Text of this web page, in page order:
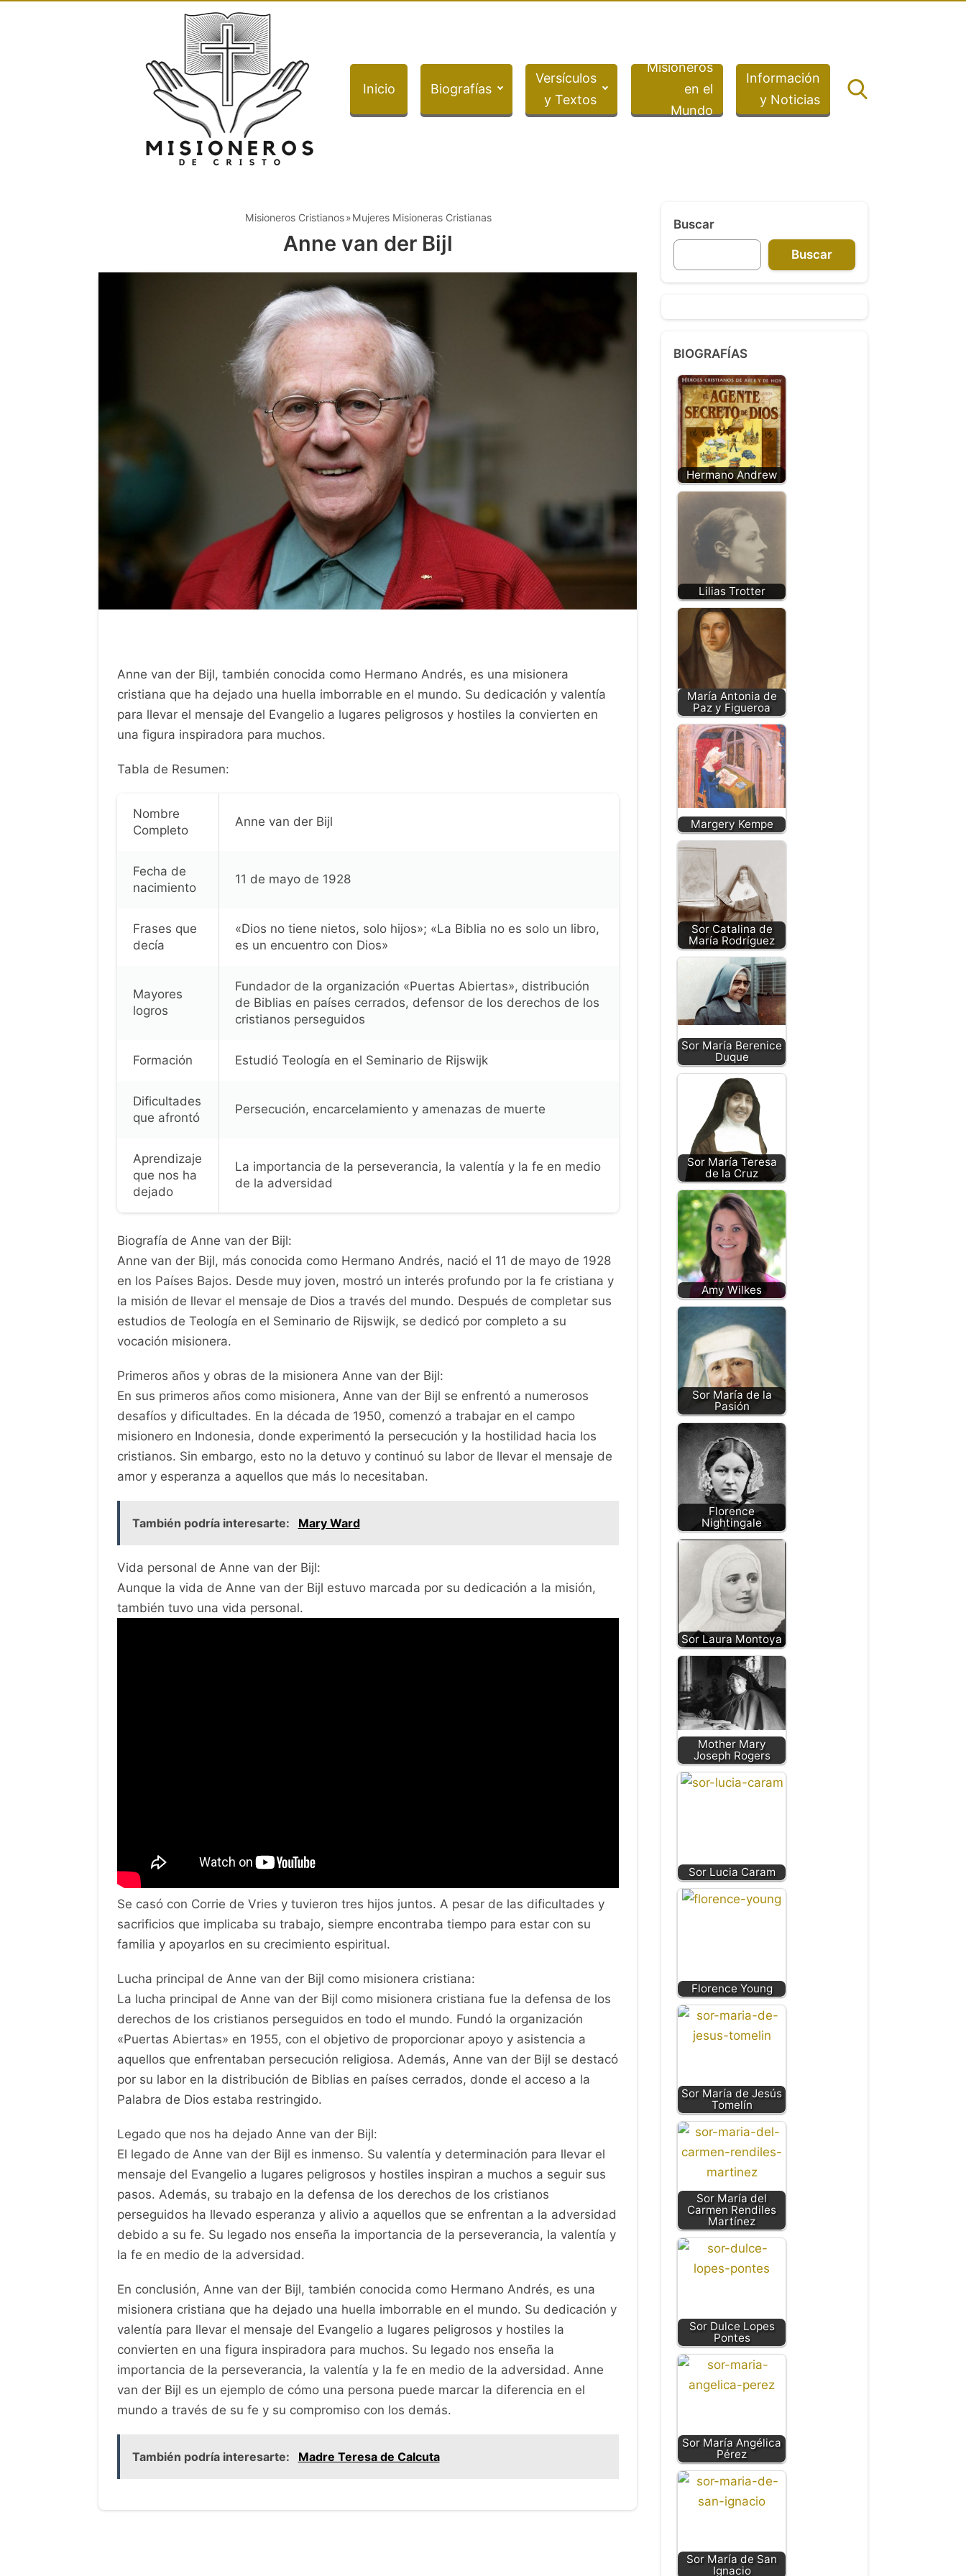
Inicio Biografías
Versículos
y Textos
Misioneros
en el
Mundo
Información
y Noticias
Misioneros Cristianos Mujeres Misioneras Cristianas
Anne van der Bijl
Anne van der Bijl, también conocida como Hermano Andrés, es una misionera
cristiana que ha dejado una huella imborrable en el mundo. Su dedicación y valentía
para llevar el mensaje del Evangelio a lugares peligrosos y hostiles la convierten en
una figura inspiradora para muchos.
Tabla de Resumen:
Nombre
Completo
Anne van der Bijl
Fecha de
nacimiento
11 de mayo de 1928
Frases que
decía
«Dios no tiene nietos, solo hijos»; «La Biblia no es solo un libro,
es un encuentro con Dios»
Mayores
logros
Fundador de la organización «Puertas Abiertas», distribución
de Biblias en países cerrados, defensor de los derechos de los
cristianos perseguidos
Formación Estudió Teología en el Seminario de Rijswijk
Dificultades
que afrontó
Persecución, encarcelamiento y amenazas de muerte
Aprendizaje
que nos ha
dejado
La importancia de la perseverancia, la valentía y la fe en medio
de la adversidad
Biografía de Anne van der Bijl:
Anne van der Bijl, más conocida como Hermano Andrés, nació el 11 de mayo de 1928
en los Países Bajos. Desde muy joven, mostró un interés profundo por la fe cristiana y
la misión de llevar el mensaje de Dios a través del mundo. Después de completar sus
estudios de Teología en el Seminario de Rijswijk, se dedicó por completo a su
vocación misionera.
Primeros años y obras de la misionera Anne van der Bijl:
En sus primeros años como misionera, Anne van der Bijl se enfrentó a numerosos
desafíos y dificultades. En la década de 1950, comenzó a trabajar en el campo
misionero en Indonesia, donde experimentó la persecución y la hostilidad hacia los
cristianos. Sin embargo, esto no la detuvo y continuó su labor de llevar el mensaje de
amor y esperanza a aquellos que más lo necesitaban.
También podría interesarte: Mary Ward
Vida personal de Anne van der Bijl:
Aunque la vida de Anne van der Bijl estuvo marcada por su dedicación a la misión,
también tuvo una vida personal.
Se casó con Corrie de Vries y tuvieron tres hijos juntos. A pesar de las dificultades y
sacrificios que implicaba su trabajo, siempre encontraba tiempo para estar con su
familia y apoyarlos en su crecimiento espiritual.
Lucha principal de Anne van der Bijl como misionera cristiana:
La lucha principal de Anne van der Bijl como misionera cristiana fue la defensa de los
derechos de los cristianos perseguidos en todo el mundo. Fundó la organización
«Puertas Abiertas» en 1955, con el objetivo de proporcionar apoyo y asistencia a
aquellos que enfrentaban persecución religiosa. Además, Anne van der Bijl se destacó
por su labor en la distribución de Biblias en países cerrados, donde el acceso a la
Palabra de Dios estaba restringido.
Legado que nos ha dejado Anne van der Bijl:
El legado de Anne van der Bijl es inmenso. Su valentía y determinación para llevar el
mensaje del Evangelio a lugares peligrosos y hostiles inspiran a muchos a seguir sus
pasos. Además, su trabajo en la defensa de los derechos de los cristianos
perseguidos ha llevado esperanza y alivio a aquellos que se enfrentan a la adversidad
debido a su fe. Su legado nos enseña la importancia de la perseverancia, la valentía y
la fe en medio de la adversidad.
En conclusión, Anne van der Bijl, también conocida como Hermano Andrés, es una
misionera cristiana que ha dejado una huella imborrable en el mundo. Su dedicación y
valentía para llevar el mensaje del Evangelio a lugares peligrosos y hostiles la
convierten en una figura inspiradora para muchos. Su legado nos enseña la
importancia de la perseverancia, la valentía y la fe en medio de la adversidad. Anne
van der Bijl es un ejemplo de cómo una persona puede marcar la diferencia en el
mundo a través de su fe y su compromiso con los demás.
También podría interesarte: Madre Teresa de Calcuta
Buscar
Buscar
BIOGRAFÍAS
Hermano Andrew
Lilias Trotter
María Antonia de
Paz y Figueroa
Margery Kempe
Sor Catalina de
María Rodríguez
Sor María Berenice
Duque
Sor María Teresa
de la Cruz
Amy Wilkes
Sor María de la
Pasión
Florence
Nightingale
Sor Laura Montoya
Mother Mary
Joseph Rogers
Sor Lucia Caram
Florence Young
Sor María de Jesús
Tomelín
Sor María del
Carmen Rendiles
Martínez
Sor Dulce Lopes
Pontes
Sor María Angélica
Pérez
Sor María de San
Ignacio